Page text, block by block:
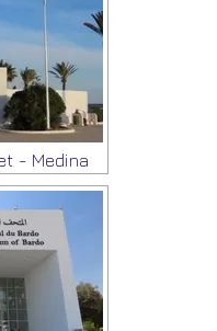
- Medina